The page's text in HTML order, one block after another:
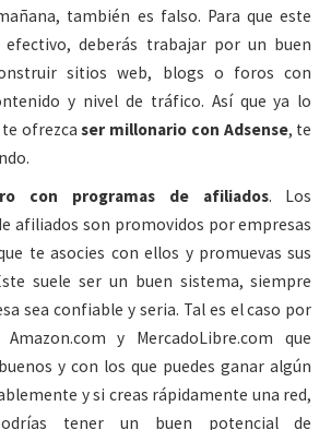
también es falso. Para que este
efectivo, deberás trabajar por un buen
sitios web, blogs o foros con
y nivel de tráfico. Así que ya lo
te ofrezcaser millonario con Adsense, te
con programas de afiliados. Los
afiliados son promovidos por empresas
te asocies con ellos y promuevas sus
suele ser un buen sistema, siempre
sea confiable y seria. Tal es el caso por
y MercadoLibre.com que
y con los que puedes ganar algún
y si creas rápidamente una red,
tener un buen potencial de